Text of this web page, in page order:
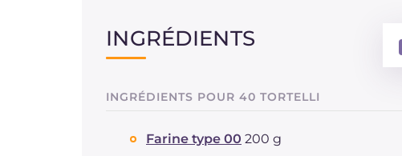
INGRÉDIENTS
INGRÉDIENTS POUR 40 TORTELLI
Farine type 00 200 g